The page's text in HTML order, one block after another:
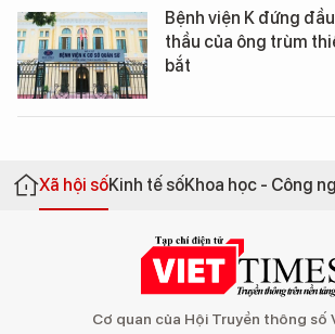
Bệnh viện K đứng
thầu của ông trùm
bắt
Xã hội sốKinh tế sốKhoa học - Công
Cơ quan của Hội Truyền thông số